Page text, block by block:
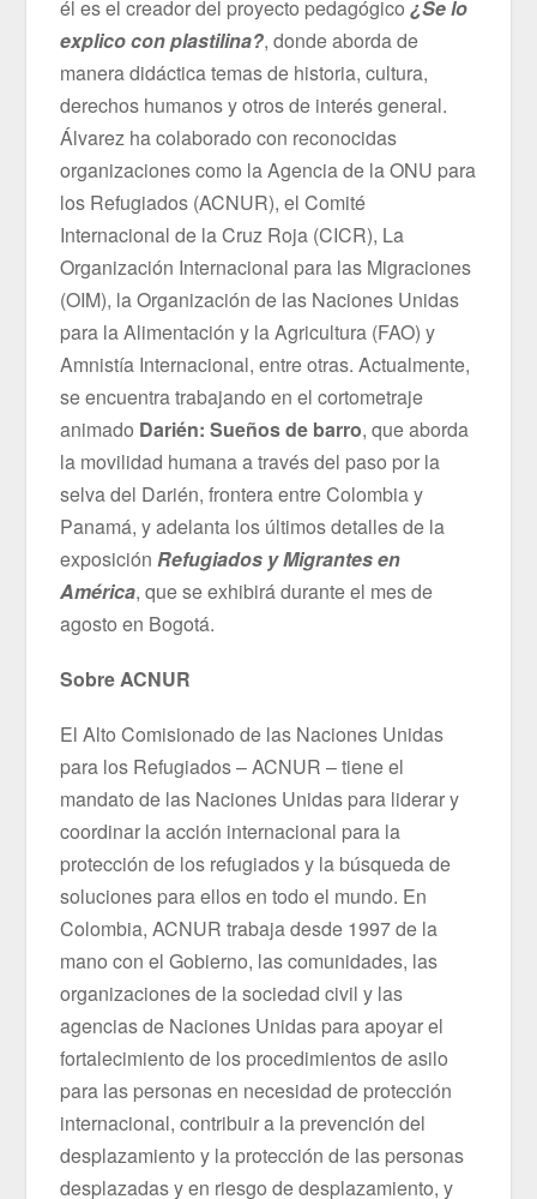
él es el creador del proyecto pedagógico¿Se lo
explico con plastilina?, donde aborda de
manera didáctica temas de historia, cultura,
derechos humanos y otros de interés general.
Álvarez ha colaborado con reconocidas
organizaciones como la Agencia de la ONU para
los Refugiados (ACNUR), el Comité
Internacional de la Cruz Roja (CICR), La
Organización Internacional para las Migraciones
(OIM), la Organización de las Naciones Unidas
para la Alimentación y la Agricultura (FAO) y
Amnistía Internacional, entre otras. Actualmente,
se encuentra trabajando en el cortometraje
animado Darién: Sueños de barro, que aborda
la movilidad humana a través del paso por la
selva del Darién, frontera entre Colombia y
Panamá, y adelanta los últimos detalles de la
exposiciónRefugiados y Migrantes en
América, que se exhibirá durante el mes de
agosto en Bogotá.
Sobre ACNUR
El Alto Comisionado de las Naciones Unidas
para los Refugiados – ACNUR – tiene el
mandato de las Naciones Unidas para liderar y
coordinar la acción internacional para la
protección de los refugiados y la búsqueda de
soluciones para ellos en todo el mundo. En
Colombia, ACNUR trabaja desde 1997 de la
mano con el Gobierno, las comunidades, las
organizaciones de la sociedad civil y las
agencias de Naciones Unidas para apoyar el
fortalecimiento de los procedimientos de asilo
para las personas en necesidad de protección
internacional, contribuir a la prevención del
desplazamiento y la protección de las personas
desplazadas y en riesgo de desplazamiento, y